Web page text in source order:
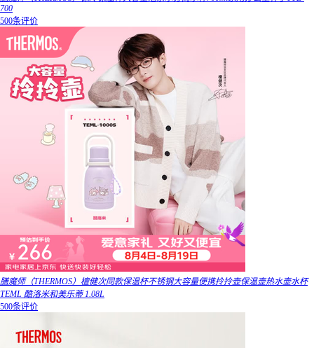
700
500条评价
膳魔师（THERMOS）檀健次同款保温杯不锈钢大容量便携拎拎壶保温壶热水壶水杯
TEML 酷洛米和美乐蒂 1.08L
500条评价